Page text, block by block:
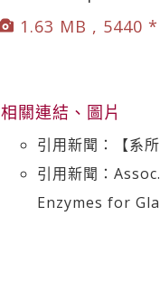
1.63 MB , 5440
相關連結、圖片
引用新聞：【系
引用新聞：
Enzymes for